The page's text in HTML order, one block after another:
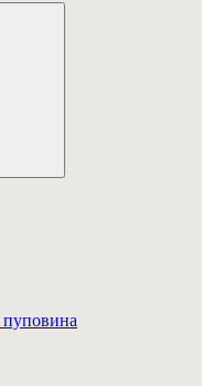
пуповина